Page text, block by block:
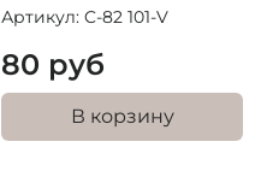
Артикул: C-82 101-V
80 руб
В корзину